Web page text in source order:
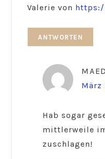
Valerie von
ANTWORTEN
März
Hab sogar
mittlerweile
zuschlagen!